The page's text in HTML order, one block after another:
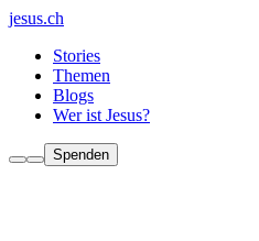
jesus.ch
Stories
Themen
Blogs
Wer ist Jesus?
Spenden